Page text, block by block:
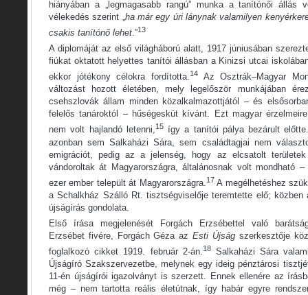
hiányában a „legmagasabb rangú” munka a tanítónői állás
vélekedés szerint „ ha már egy úri lánynak valamilyen
csakis tanítónő lehet.”13
A diplomáját az első világháború alatt, 1917 júniusában
fiúkat oktatott helyettes tanítói állásban a Kinizsi utcai
ekkor jótékony célokra fordította.14Az Osztrák–Magyar
változást hozott életében, mely legelőször munkájában
csehszlovák állam minden közalkalmazottjától – és
felelős tanároktól – hűségesküt kívánt. Ezt magyar
nem volt hajlandó letenni,15így a tanítói pálya bezárult
azonban sem Salkaházi Sára, sem családtagjai nem
emigrációt, pedig az a jelenség, hogy az elcsatolt
vándoroltak át Magyarországra, általánosnak volt mondható
ezer ember települt át Magyarországra.17 A megélhetéshez
a Schalkház Szálló Rt. tisztségviselője teremtette elő; közben
újságírás gondolata.
Első írása megjelenését Forgách Erzsébettel való
Erzsébet fivére, Forgách Géza azEsti Újság szerkesztője
foglalkozó cikket 1919. február 2-án.18Salkaházi Sára
Újságíró Szakszervezetbe, melynek egy ideig pénztárosi
11-én újságírói igazolványt is szerzett. Ennek ellenére az
még – nem tartotta reális életútnak, így habár egyre